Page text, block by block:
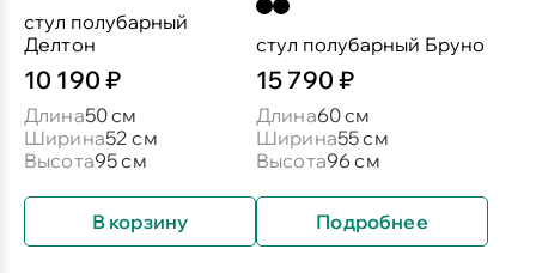
стул полубарный
Делтон
10 190 ₽
Длина50 см
Ширина52 см
Высота95 см
В корзину
стул полубарный Бруно
15 790 ₽
Длина60 см
Ширина55 см
Высота96 см
Подробнее